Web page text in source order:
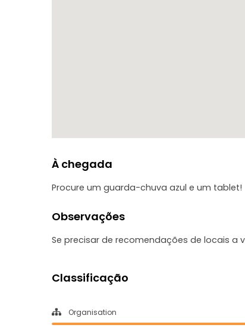
À chegada
Procure um guarda-chuva azul e um tablet!
Observações
Se precisar de recomendações de locais
Classificação
Organisation